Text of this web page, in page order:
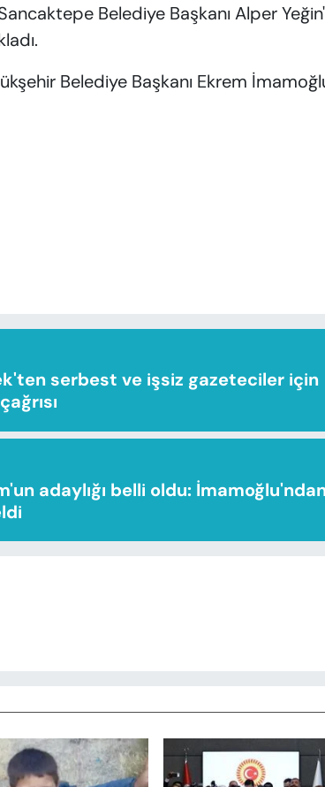
Belediye Başkanı Alper
Belediye Başkanı Ekrem
serbest ve işsiz gazeteciler için
adaylığı belli oldu: